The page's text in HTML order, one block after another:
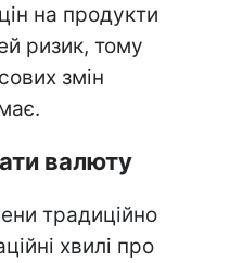
на продукти
ризик, тому
змін
валюту
традиційно
хвилі про